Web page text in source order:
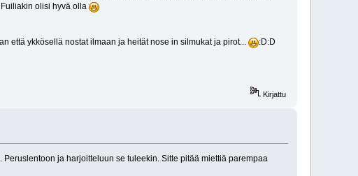
olisi hyvä olla
että ykkösellä nostat ilmaan ja heität nose in silmukat ja pirot...
:D:D
Kirjattu
ja harjoitteluun se tuleekin. Sitte pitää miettiä parempaa